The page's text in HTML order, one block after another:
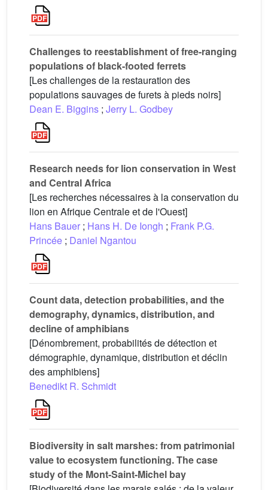
Challenges to reestablishment of free-ranging
populations of black-footed ferrets
[Les challenges de la restauration des
populations sauvages de furets à pieds noirs]
Dean E. Biggins ; Jerry L. Godbey
Research needs for lion conservation in West
and Central Africa
[Les recherches nécessaires à la conservation du
lion en Afrique Centrale et de l'Ouest]
Hans Bauer ; Hans H. De Iongh ; Frank P.G.
Princée ; Daniel Ngantou
Count data, detection probabilities, and the
demography, dynamics, distribution, and
decline of amphibians
[Dénombrement, probabilités de détection et
démographie, dynamique, distribution et déclin
des amphibiens]
Benedikt R. Schmidt
Biodiversity in salt marshes: from patrimonial
value to ecosystem functioning. The case
study of the Mont-Saint-Michel bay